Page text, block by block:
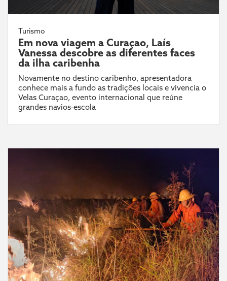
Turismo
Em nova viagem a Curaçao, Laís
Vanessa descobre as diferentes faces
da ilha caribenha
Novamente no destino caribenho, apresentadora
conhece mais a fundo as tradições locais e vivencia o
Velas Curaçao, evento internacional que reúne
grandes navios-escola